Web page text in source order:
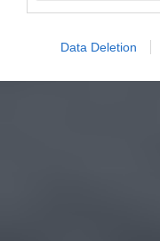
Data Deletion